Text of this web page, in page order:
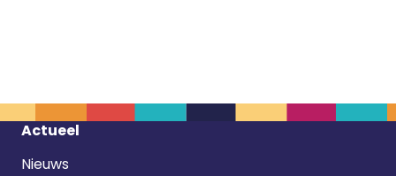
Footer
Actueel
Nieuws